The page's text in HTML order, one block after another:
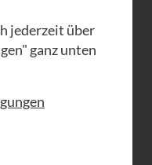
für alle, die
in die Welt
ihr die etwas
lernen, den
jederzeit über
ganz unten